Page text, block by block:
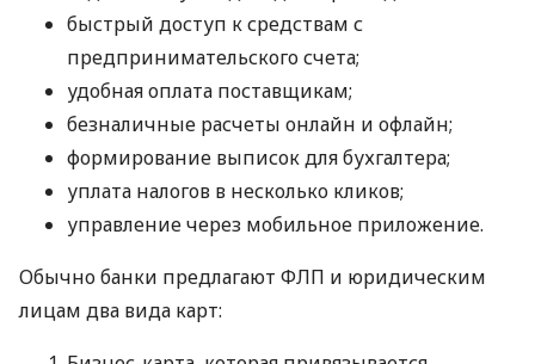
быстрый доступ к средствам с
предпринимательского счета;
удобная оплата поставщикам;
безналичные расчеты онлайн и офлайн;
формирование выписок для бухгалтера;
уплата налогов в несколько кликов;
управление через мобильное приложение.
Обычно банки предлагают ФЛП и юридическим
лицам два вида карт: